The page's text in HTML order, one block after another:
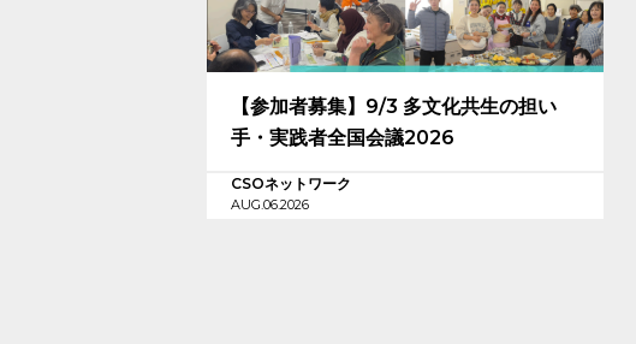
【参加者募集】9/3 多文化共生の担い
手・実践者全国会議2026
CSOネットワーク
AUG.06.2026